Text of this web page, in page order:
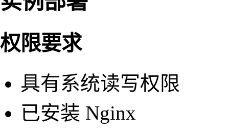
权限要求
具有系统读写权限
已安装 Nginx